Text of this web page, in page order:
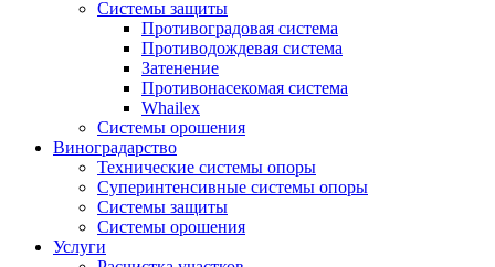
Системы защиты
Противоградовая система
Противодождевая система
Затенение
Противонасекомая система
Whailex
Системы орошения
Виноградарство
Технические системы опоры
Суперинтенсивные системы опоры
Системы защиты
Системы орошения
Услуги